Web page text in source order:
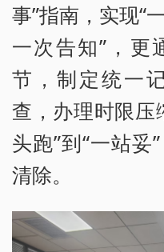
事”指南，实现“
一次告知”，更
节，制定统一
查，办理时限压
头跑”到“一站妥
清除。